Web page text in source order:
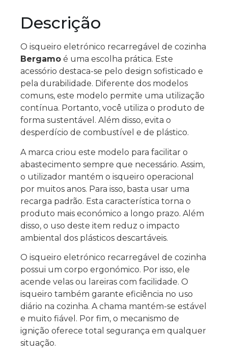
Descrição
O isqueiro eletrónico recarregável de cozinha
Bergamo é uma escolha prática. Este
acessório destaca-se pelo design sofisticado e
pela durabilidade. Diferente dos modelos
comuns, este modelo permite uma utilização
contínua. Portanto, você utiliza o produto de
forma sustentável. Além disso, evita o
desperdício de combustível e de plástico.
A marca criou este modelo para facilitar o
abastecimento sempre que necessário. Assim,
o utilizador mantém o isqueiro operacional
por muitos anos. Para isso, basta usar uma
recarga padrão. Esta característica torna o
produto mais económico a longo prazo. Além
disso, o uso deste item reduz o impacto
ambiental dos plásticos descartáveis.
O isqueiro eletrónico recarregável de cozinha
possui um corpo ergonómico. Por isso, ele
acende velas ou lareiras com facilidade. O
isqueiro também garante eficiência no uso
diário na cozinha. A chama mantém-se estável
e muito fiável. Por fim, o mecanismo de
ignição oferece total segurança em qualquer
situação.